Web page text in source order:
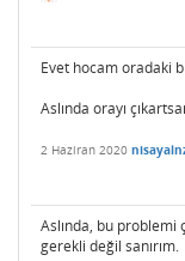
Evet hocam oradaki
Aslında orayı
2 Haziran 2020
Aslında, bu
gerekli değil sanırım.